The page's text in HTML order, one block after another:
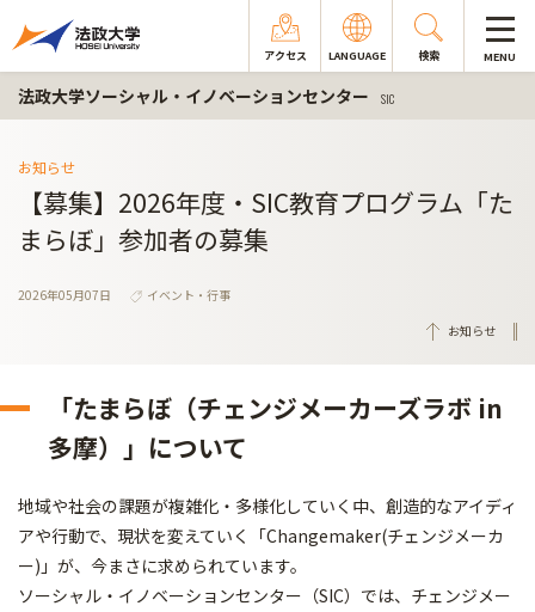
アクセス LANGUAGE 検索 MENU
法政大学ソーシャル・イノベーションセンター SIC
お知らせ
【募集】2026年度・SIC教育プログラム「た
まらぼ」参加者の募集
2026年05月07日
イベント・行事
お知らせ
「たまらぼ（チェンジメーカーズラボ in
多摩）」について
地域や社会の課題が複雑化・多様化していく中、創造的なアイディ
アや行動で、現状を変えていく「Changemaker(チェンジメーカ
ー)」が、今まさに求められています。
ソーシャル・イノベーションセンター（SIC）では、チェンジメー